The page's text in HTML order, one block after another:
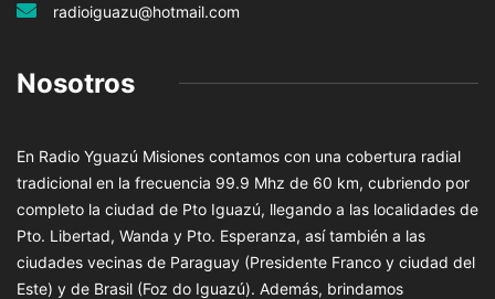
radioiguazu@hotmail.com
Nosotros
En Radio Yguazú Misiones contamos con una cobertura radial
tradicional en la frecuencia 99.9 Mhz de 60 km, cubriendo por
completo la ciudad de Pto Iguazú, llegando a las localidades de
Pto. Libertad, Wanda y Pto. Esperanza, así también a las
ciudades vecinas de Paraguay (Presidente Franco y ciudad del
Este) y de Brasil (Foz do Iguazú). Además, brindamos